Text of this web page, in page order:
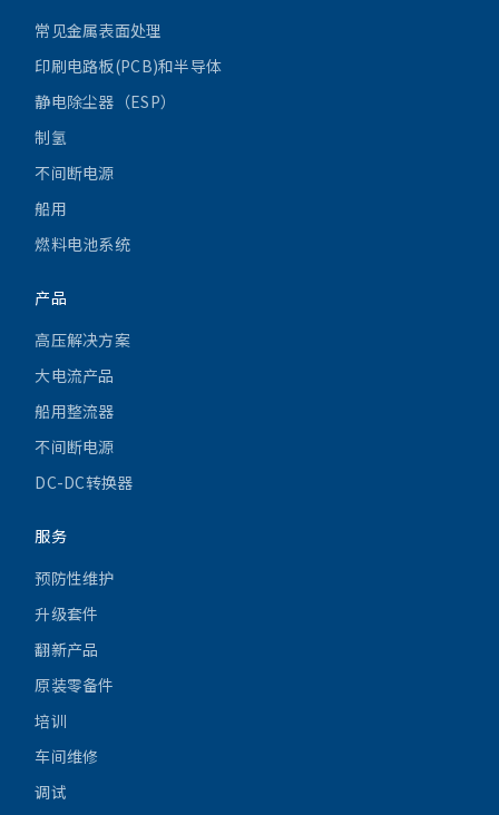
常见金属表面处理
印刷电路板(PCB)和半导体
静电除尘器（ESP）
制氢
不间断电源
船用
燃料电池系统
产品
高压解决方案
大电流产品
船用整流器
不间断电源
DC-DC转换器
服务
预防性维护
升级套件
翻新产品
原装零备件
培训
车间维修
调试